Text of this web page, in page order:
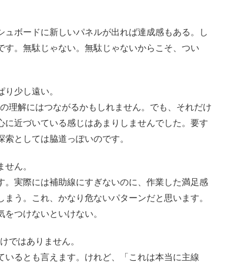
ボードに新しいパネルが出れば達成感もある。し
。無駄じゃない。無駄じゃないからこそ、つい
少し遠い。
理解にはつながるかもしれません。でも、それだけ
近づいている感じはあまりしませんでした。要す
としては脇道っぽいのです。
ん。
実際には補助線にすぎないのに、作業した満足感
う。これ、かなり危ないパターンだと思います。
つけないといけない。
ではありません。
るとも言えます。けれど、「これは本当に主線